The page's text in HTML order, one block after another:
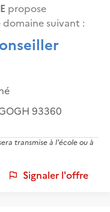
propose
suivant :
93360
transmise à l'école ou à
Signaler l'offre